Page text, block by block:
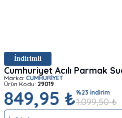
İndirimli
Cumhuriyet Acılı Parmak
Marka: CUMHURİYET
Ürün Kodu: 29019
849,95 ₺%23 İndirim
1.099,50 ₺